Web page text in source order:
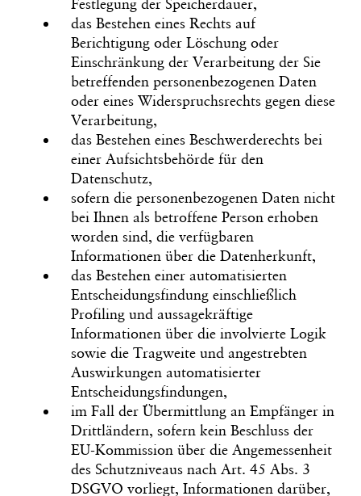
Festlegung der Speicherdauer,
das Bestehen eines Rechts auf
Berichtigung oder Löschung oder
Einschränkung der Verarbeitung der Sie
betreffenden personenbezogenen Daten
oder eines Widerspruchsrechts gegen diese
Verarbeitung,
das Bestehen eines Beschwerderechts bei
einer Aufsichtsbehörde für den
Datenschutz,
sofern die personenbezogenen Daten nicht
bei Ihnen als betroffene Person erhoben
worden sind, die verfügbaren
Informationen über die Datenherkunft,
das Bestehen einer automatisierten
Entscheidungsfindung einschließlich
Profiling und aussagekräftige
Informationen über die involvierte Logik
sowie die Tragweite und angestrebten
Auswirkungen automatisierter
Entscheidungsfindungen,
im Fall der Übermittlung an Empfänger in
Drittländern, sofern kein Beschluss der
EU-Kommission über die Angemessenheit
des Schutzniveaus nach Art. 45 Abs. 3
DSGVO vorliegt, Informationen darüber,